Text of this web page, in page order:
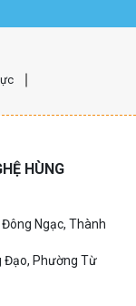
HÙNG
Ngạc, Thành
Đạo, Phường Từ